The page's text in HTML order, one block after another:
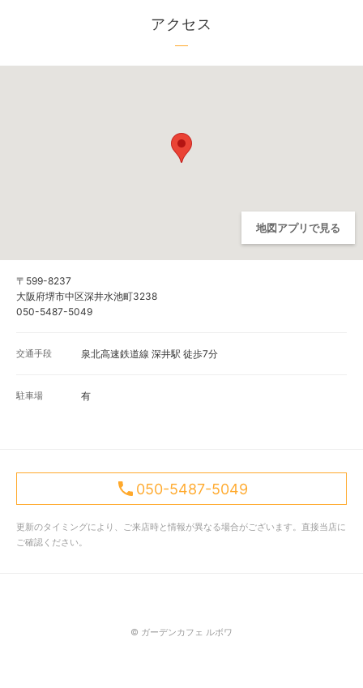
アクセス
地図アプリで見る
〒599-8237
大阪府堺市中区深井水池町3238
050-5487-5049
交通手段 泉北高速鉄道線 深井駅 徒歩7分
駐車場 有
050-5487-5049
更新のタイミングにより、ご来店時と情報が異なる場合がございます。直接当店に
ご確認ください。
© ガーデンカフェ ルボワ